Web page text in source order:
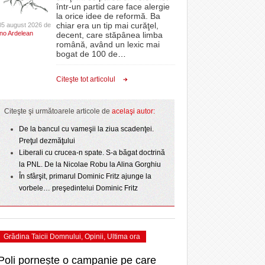
şi
în
atacă
o nou-promovată
ce a pierdut
- 3 August 2026
cu o victorie
La Muzeul Apei are loc expoziția „Sub semnul
curgerii. Între transparență și permanență” - 4
- 3 August 2026
View all
proiectelor derulate de instituție din fonduri
europene/FOTO
ANAF oferă persoanelor fizice posibilitatea să
beneficieze de Declarația Unică 212
2025
CLIPURI VIDEO
JOCURI ONLINE
DIVERSE
FARMACII DIN
GRĂDINIŢE DIN TIMIŞ
PRIMĂRIILE DIN TIMIŞ
SFATUL MEDICULUI
SFATURI JURIDICE
august 2026 de
Ardelean
într-un partid care face alergie
la orice idee de reformă. Ba
chiar era un tip mai curăţel,
decent, care stăpânea limba
română, având un lexic mai
bogat de 100 de
Citeşte tot articolul
Citeşte şi următoarele articole de acelaşi autor:
De la bancul cu vameşii la ziua scadenţei.
Preţul dezmăţului
Liberali cu crucea-n spate. S-a băgat doctrină
la PNL. De la Nicolae Robu la Alina Gorghiu
În sfârşit, primarul Dominic Fritz ajunge la
vorbele… preşedintelui Dominic Fritz
Grădina Taicii Domnului, Opinii, Ultima ora
pornește o campanie pe care